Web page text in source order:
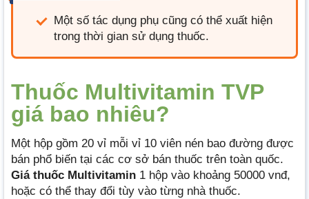
Một số tác dụng phụ cũng có thể xuất hiện
trong thời gian sử dụng thuốc.
Thuốc Multivitamin TVP
giá bao nhiêu?
Một hộp gồm 20 vỉ mỗi vỉ 10 viên nén bao đường được
bán phổ biến tại các cơ sở bán thuốc trên toàn quốc.
Giá thuốc Multivitamin 1 hộp vào khoảng 50000 vnđ,
hoặc có thể thay đổi tùy vào từng nhà thuốc.